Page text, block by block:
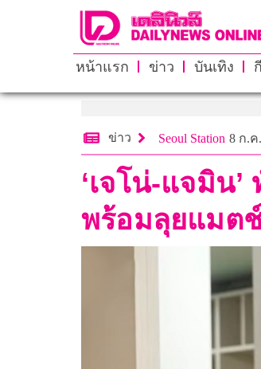
หน้าแรก ข่าว บันเทิง
ข่าว Seoul Station 8 ก.ค
‘เจโน่-แจมิน
พร้อมลุยแมต